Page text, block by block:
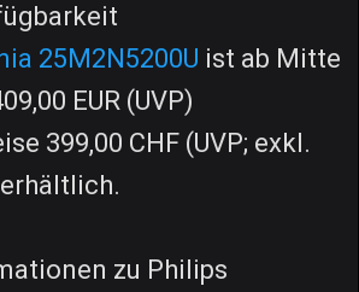
25M2N5200U ist ab Mitte
EUR (UVP)
399,00 CHF (UVP; exkl.
zu Philips